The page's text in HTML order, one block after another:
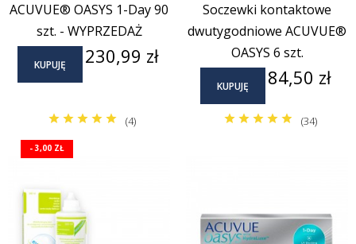
ACUVUE® OASYS 1-Day 90
szt. - WYPRZEDAŻ
KUPUJĘ Cena
230,99 zł
Soczewki kontaktowe
dwutygodniowe ACUVUE®
OASYS 6 szt.
KUPUJĘ Cena
84,50 zł
(4)
- 3,00 ZŁ
(34)